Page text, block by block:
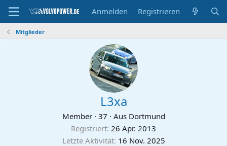
Anmelden Registrieren
Mitglieder
L3xa
Member · 37 · Aus Dortmund
Registriert 26 Apr. 2013
Letzte Aktivität 16 Nov. 2025